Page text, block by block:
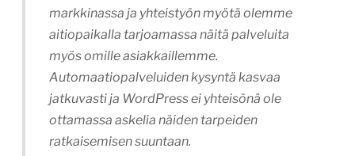
markkinassa ja yhteistyön myötä olemme
aitiopaikalla tarjoamassa näitä palveluita
myös omille asiakkaillemme.
Automaatiopalveluiden kysyntä kasvaa
jatkuvasti ja WordPress ei yhteisönä ole
ottamassa askelia näiden tarpeiden
ratkaisemisen suuntaan.